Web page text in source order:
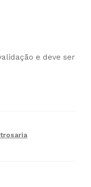
e deve ser